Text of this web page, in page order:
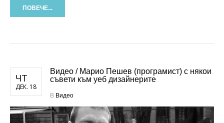
ПОВЕЧЕ...
ЧТ
ДЕК. 18
Видео / Марио Пешев (програмист) с някои
съвети към уеб дизайнерите
В Видео